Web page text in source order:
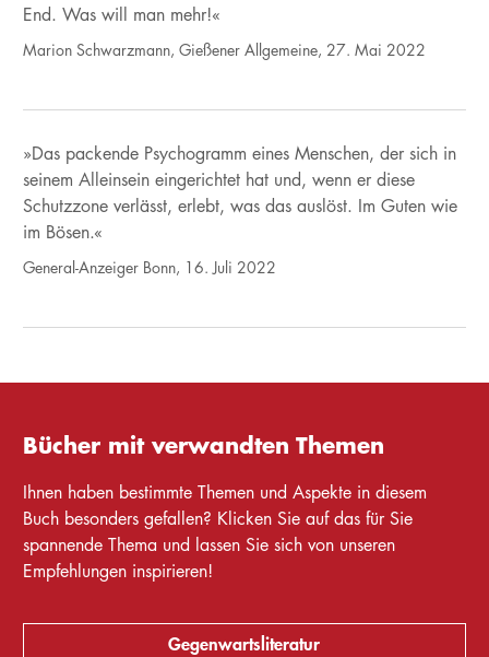
End. Was will man mehr!«
Marion Schwarzmann, Gießener Allgemeine, 27. Mai 2022
»Das packende Psychogramm eines Menschen, der sich in
seinem Alleinsein eingerichtet hat und, wenn er diese
Schutzzone verlässt, erlebt, was das auslöst. Im Guten wie
im Bösen.«
General-Anzeiger Bonn, 16. Juli 2022
Bücher mit verwandten Themen
Ihnen haben bestimmte Themen und Aspekte in diesem
Buch besonders gefallen? Klicken Sie auf das für Sie
spannende Thema und lassen Sie sich von unseren
Empfehlungen inspirieren!
Gegenwartsliteratur